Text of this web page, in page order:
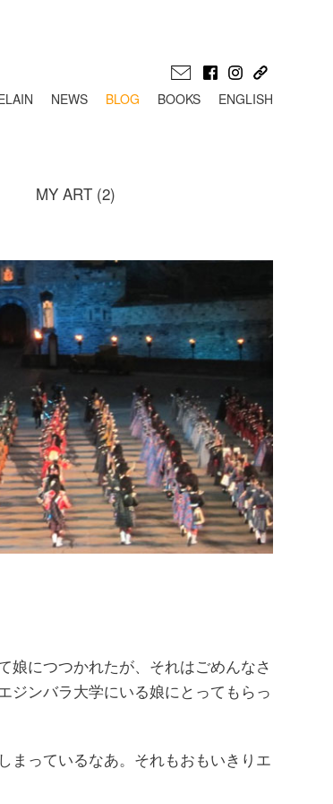
NEWS BLOG BOOKS ENGLISH
MY ART (2)
娘につつかれたが、それはごめんなさ
ジンバラ大学にいる娘にとってもらっ
まっているなあ。それもおもいきりエ